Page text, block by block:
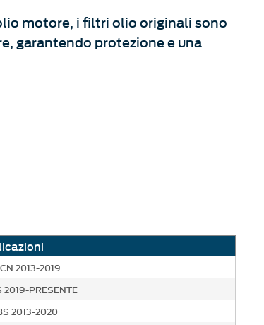
motore, i filtri olio originali sono
garantendo protezione e una
2013-2019
2019-PRESENTE
2013-2020